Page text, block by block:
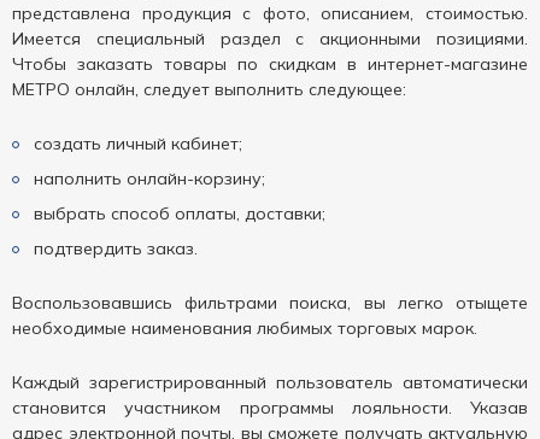
представлена продукция с фото, описанием, стоимостью.
Имеется специальный раздел с акционными позициями.
Чтобы заказать товары по скидкам в интернет-магазине
МЕТРО онлайн, следует выполнить следующее:
создать личный кабинет;
наполнить онлайн-корзину;
выбрать способ оплаты, доставки;
подтвердить заказ.
Воспользовавшись фильтрами поиска, вы легко отыщете
необходимые наименования любимых торговых марок.
Каждый зарегистрированный пользователь автоматически
становится участником программы лояльности. Указав
адрес электронной почты, вы сможете получать актуальную